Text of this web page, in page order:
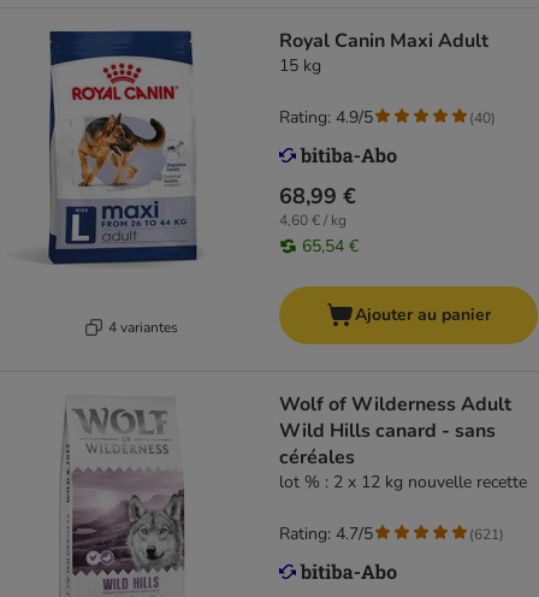
4 variantes
Royal Canin Maxi Adult
15 kg
68,99 €
4,60 € / kg
65,54 €
Rating: 4.9/5 (40)
Ajouter au panier
Wolf of Wilderness Adult
Wild Hills canard - sans
céréales
lot % : 2 x 12 kg nouvelle recette
Rating: 4.7/5 (621)